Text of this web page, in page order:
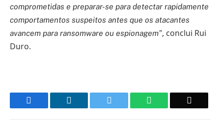
comprometidas e preparar-se para detectar rapidamente
comportamentos suspeitos antes que os atacantes
avancem para ransomware ou espionagem”, conclui Rui
Duro.
WhatsApp